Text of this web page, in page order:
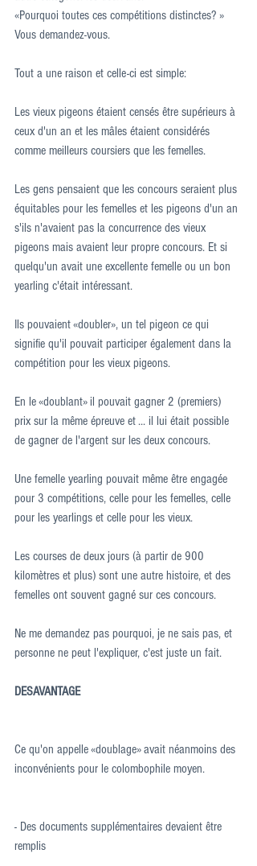
«Pourquoi toutes ces compétitions distinctes? »
Vous demandez-vous.
Tout a une raison et celle-ci est simple:
Les vieux pigeons étaient censés être supérieurs à
ceux d'un an et les mâles étaient considérés
comme meilleurs coursiers que les femelles.
Les gens pensaient que les concours seraient plus
équitables pour les femelles et les pigeons d'un an
s'ils n'avaient pas la concurrence des vieux
pigeons mais avaient leur propre concours. Et si
quelqu'un avait une excellente femelle ou un bon
yearling c'était intéressant.
Ils pouvaient «doubler», un tel pigeon ce qui
signifie qu'il pouvait participer également dans la
compétition pour les vieux pigeons.
En le «doublant» il pouvait gagner 2 (premiers)
prix sur la même épreuve et ... il lui était possible
de gagner de l'argent sur les deux concours.
Une femelle yearling pouvait même être engagée
pour 3 compétitions, celle pour les femelles, celle
pour les yearlings et celle pour les vieux.
Les courses de deux jours (à partir de 900
kilomètres et plus) sont une autre histoire, et des
femelles ont souvent gagné sur ces concours.
Ne me demandez pas pourquoi, je ne sais pas, et
personne ne peut l'expliquer, c'est juste un fait.
DESAVANTAGE
Ce qu'on appelle «doublage» avait néanmoins des
inconvénients pour le colombophile moyen.
- Des documents supplémentaires devaient être
remplis